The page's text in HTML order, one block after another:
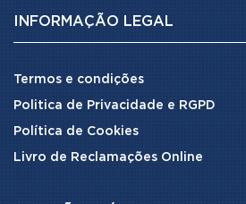
INFORMAÇÃO LEGAL
Termos e condições
Politica de Privacidade e RGPD
Política de Cookies
Livro de Reclamações Online